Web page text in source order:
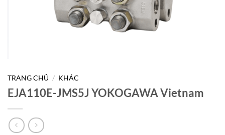
TRANG CHỦ / KHÁC
EJA110E-JMS5J YOKOGAWA Vietnam